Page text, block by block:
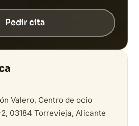
Pedir cita
Valero, Centro de ocio
03184 Torrevieja, Alicante